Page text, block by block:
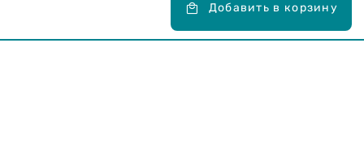
Добавить в корзину